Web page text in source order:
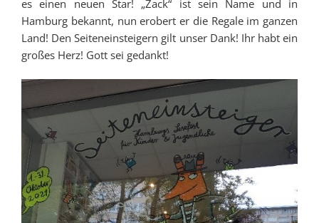
es einen neuen Star! „Zack“ ist sein Name und in
Hamburg bekannt, nun erobert er die Regale im ganzen
Land! Den Seiteneinsteigern gilt unser Dank! Ihr habt ein
großes Herz! Gott sei gedankt!